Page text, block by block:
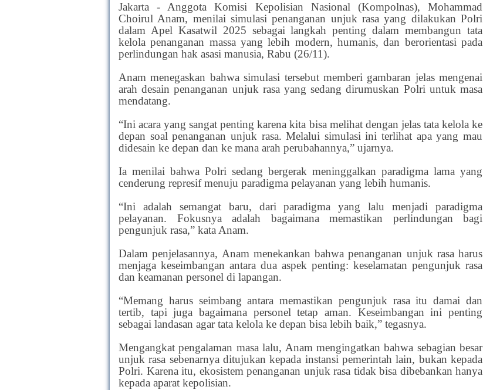
Jakarta - Anggota Komisi Kepolisian Nasional (Kompolnas), Mohammad
Choirul Anam, menilai simulasi penanganan unjuk rasa yang dilakukan Polri
dalam Apel Kasatwil 2025 sebagai langkah penting dalam membangun tata
kelola penanganan massa yang lebih modern, humanis, dan berorientasi pada
perlindungan hak asasi manusia, Rabu (26/11).
Anam menegaskan bahwa simulasi tersebut memberi gambaran jelas mengenai
arah desain penanganan unjuk rasa yang sedang dirumuskan Polri untuk masa
mendatang.
“Ini acara yang sangat penting karena kita bisa melihat dengan jelas tata kelola ke
depan soal penanganan unjuk rasa. Melalui simulasi ini terlihat apa yang mau
didesain ke depan dan ke mana arah perubahannya,” ujarnya.
Ia menilai bahwa Polri sedang bergerak meninggalkan paradigma lama yang
cenderung represif menuju paradigma pelayanan yang lebih humanis.
“Ini adalah semangat baru, dari paradigma yang lalu menjadi paradigma
pelayanan. Fokusnya adalah bagaimana memastikan perlindungan bagi
pengunjuk rasa,” kata Anam.
Dalam penjelasannya, Anam menekankan bahwa penanganan unjuk rasa harus
menjaga keseimbangan antara dua aspek penting: keselamatan pengunjuk rasa
dan keamanan personel di lapangan.
“Memang harus seimbang antara memastikan pengunjuk rasa itu damai dan
tertib, tapi juga bagaimana personel tetap aman. Keseimbangan ini penting
sebagai landasan agar tata kelola ke depan bisa lebih baik,” tegasnya.
Mengangkat pengalaman masa lalu, Anam mengingatkan bahwa sebagian besar
unjuk rasa sebenarnya ditujukan kepada instansi pemerintah lain, bukan kepada
Polri. Karena itu, ekosistem penanganan unjuk rasa tidak bisa dibebankan hanya
kepada aparat kepolisian.